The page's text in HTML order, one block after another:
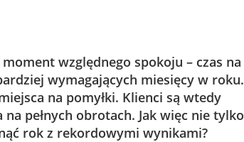
względnego spokoju – czas na
wymagających miesięcy w roku.
na pomyłki. Klienci są wtedy
pełnych obrotach. Jak więc nie tylko
rok z rekordowymi wynikami?